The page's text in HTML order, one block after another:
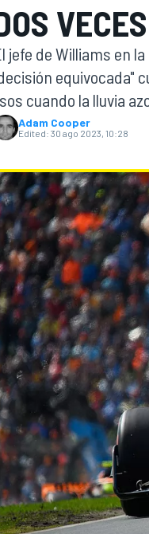
E
INDYCARSPORTSCAR
jefe de Williams en
equivocada"
cuando la lluvia
Adam Cooper
Edited: 30 ago 2023, 10:28